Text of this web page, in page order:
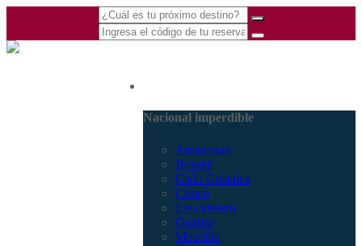
Nacional imperdible
Amazonas
Bogotá
Caño Cristales
Chocó
Eje cafetero
Guajira
Medellín